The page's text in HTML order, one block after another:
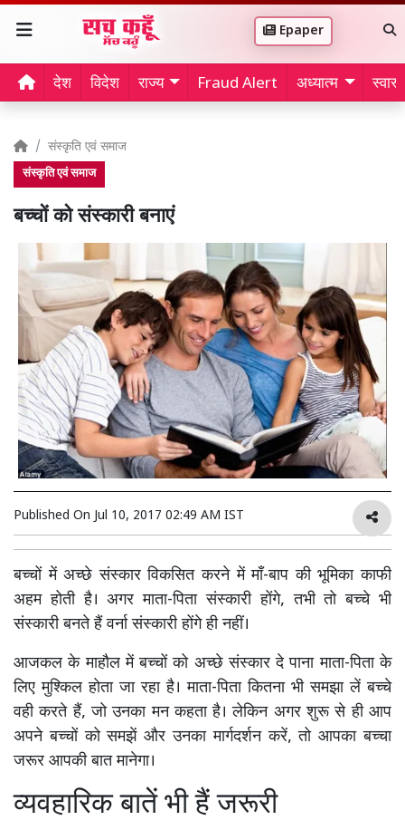
Epaper
देश विदेश राज्य Fraud Alert अध्यात्म
संस्कृति एवं समाज
संस्कृति एवं समाज
बच्चों को संस्कारी बनाएं
Published On Jul 10, 2017 02:49 AM IST
बच्चों में अच्छे संस्कार विकसित करने में माँ-बाप की भूमिका काफी
अहम होती है। अगर माता-पिता संस्कारी होंगे, तभी तो बच्चे भी
संस्कारी बनते हैं वर्ना संस्कारी होंगे ही नहीं।
आजकल के माहौल में बच्चों को अच्छे संस्कार दे पाना माता-पिता के
लिए मुश्किल होता जा रहा है। माता-पिता कितना भी समझा लें बच्चे
वही करते हैं, जो उनका मन कहता है। लेकिन अगर शुरू से ही आप
अपने बच्चों को समझें और उनका मार्गदर्शन करें, तो आपका बच्चा
जरूर आपकी बात मानेगा।
व्यवहारिक बातें भी हैं जरूरी